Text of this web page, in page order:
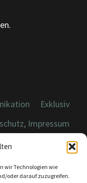
wir Technologien wie
oder darauf zuzugreifen.
Exklusiv
Impressum